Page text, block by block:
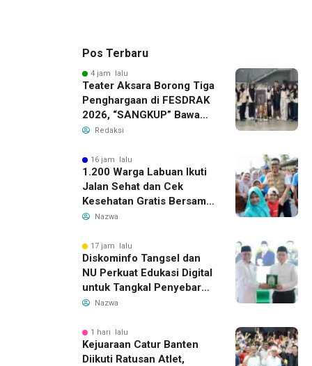
Pos Terbaru
4 jam lalu
Teater Aksara Borong Tiga
Penghargaan di FESDRAK
2026, “SANGKUP” Bawa
Pulang Juara 2 Grup
Redaksi
16 jam lalu
1.200 Warga Labuan Ikuti
Jalan Sehat dan Cek
Kesehatan Gratis Bersama
Gubernur Banten
Nazwa
17 jam lalu
Diskominfo Tangsel dan
NU Perkuat Edukasi Digital
untuk Tangkal Penyebaran
Hoaks
Nazwa
1 hari lalu
Kejuaraan Catur Banten
Diikuti Ratusan Atlet,